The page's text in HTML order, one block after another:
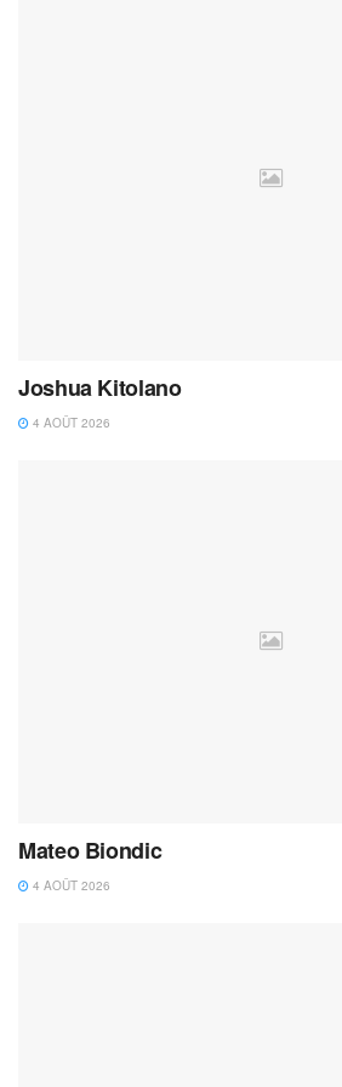
Joshua Kitolano
4 AOÛT 2026
Mateo Biondic
4 AOÛT 2026